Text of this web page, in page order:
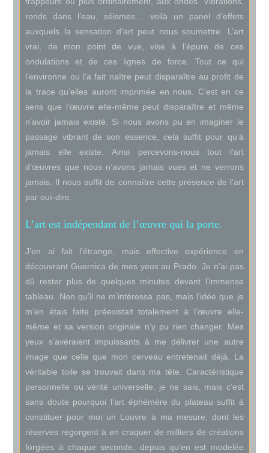
ronds dans l’eau, séismes… voilà un panel d’effets
auxquels la sensation d’art peut nous soumettre. L’art
vrai, de mon point de vue, vise à l’épure de ces
ondulations et de ces lignes de force. Tout ce qui
l’environne ou l’a fait naître peut disparaître au profit de
la trace qu’elles auront imprimée en nous. C’est en ce
sens que l’œuvre elle-même peut disparaître et même
n’avoir jamais existé. Si nous avons pu en imaginer le
passage vibrant de son essence, cela suffit pour qu’à
jamais elle existe. Ainsi percevons-nous tout l’art
d’œuvres que nous n’avons jamais vues et ne verrons
jamais. Il nous suffit de connaître cette présence de l’art
par ouï-dire.
L’art est indépendant de l’œuvre qui la porte.
J’en ai fait l’étrange, mais effective expérience en
découvrant Guernica de mes yeux au Prado. Je n’ai pas
dû rester plus de quelques minutes devant l’immense
tableau. Non qu’il ne m’intéressa pas, mais l’idée que je
m’en étais faite préexistait totalement à l’œuvre elle-
même et sa version originale n’y pu rien changer. Mes
yeux s’avéraient impuissants à me délivrer une autre
image que celle que mon cerveau entretenait déjà. La
véritable toile se trouvait dans ma tête. Caractéristique
personnelle ou vérité universelle, je ne sais, mais c’est
sans doute pourquoi l’art éphémère du plateau suffit à
constituer pour moi un Louvre à ma mesure, dont les
réserves regorgent à en craquer de milliers de créations
forgées à chaque seconde, depuis qu’en est modelée